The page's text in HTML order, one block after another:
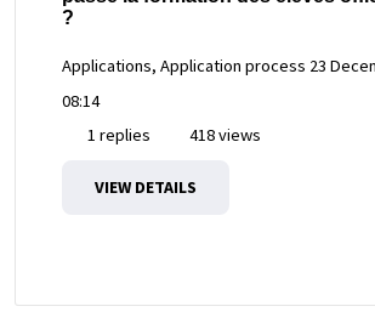
?
Applications, Application process 23
08:14
1 replies
418 views
VIEW DETAILS